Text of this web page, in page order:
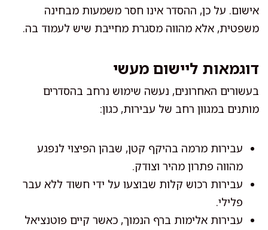
אישום. על כן, ההסדר אינו חסר משמעות מבחינה
משפטית, אלא מהווה מסגרת מחייבת שיש לעמוד בה.
דוגמאות ליישום מעשי
בעשורים האחרונים, נעשה שימוש נרחב בהסדרים
מותנים במגוון רחב של עבירות, כגון:
עבירות מרמה בהיקף קטן, שבהן הפיצוי לנפגע
מהווה פתרון מהיר וצודק.
עבירות רכוש קלות שבוצעו על ידי חשוד ללא עבר
פלילי.
עבירות אלימות ברף הנמוך, כאשר קיים פוטנציאל